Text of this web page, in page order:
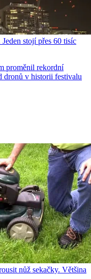
stojí přes 60 tisíc
proměnil rekordní
dronů v historii festivalu
nůž sekačky. Většina